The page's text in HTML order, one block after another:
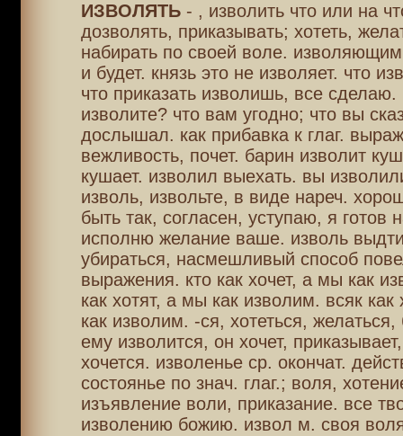
ИЗВОЛЯТЬ- , изволить что или на
дозволять, приказывать; хотеть,
набирать по своей воле.
и будет. князь это не изволяет. что
что приказать изволишь, все сделаю.
изволите? что вам угодно; что вы
дослышал. как прибавка к глаг.
вежливость, почет. барин изволит
кушает. изволил выехать. вы
изволь, извольте, в виде нареч.
быть так, согласен, уступаю, я готов
исполню желание ваше. изволь
убираться, насмешливый способ
выражения. кто как хочет, а мы как
как хотят, а мы как изволим. всяк как
как изволим. -ся, хотеться,
ему изволится, он хочет,
хочется. изволенье ср. окончат.
состоянье по знач. глаг.; воля,
изъявление воли, приказание. все
изволению божию. извол м. своя